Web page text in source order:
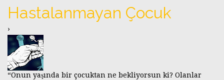
Hastalanmayan Çocuk
›
“Onun yaşında bir çocuktan ne bekliyorsun ki? Olanlar